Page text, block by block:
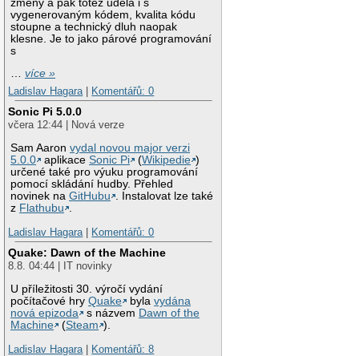
změny a pak totéž udělá i s
vygenerovaným kódem, kvalita kódu
stoupne a technický dluh naopak
klesne. Je to jako párové programování
s
…více »
Ladislav Hagara
Komentářů: 0
Sonic Pi 5.0.0
včera 12:44 | Nová verze
Sam Aaronvydal novou major verzi
5.0.0
aplikaceSonic Pi (Wikipedie )
určené také pro výuku programování
pomocí skládání hudby. Přehled
novinek naGitHubu . Instalovat lze také
z Flathubu .
Ladislav Hagara
Komentářů: 0
Quake: Dawn of the Machine
8.8. 04:44 | IT novinky
U příležitosti 30. výročí vydání
počítačové hryQuake bylavydána
nová epizoda
s názvem Dawn of the
Machine
(Steam ).
Ladislav Hagara
Komentářů: 8